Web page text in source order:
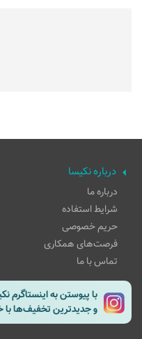
درباره نکیسا
درباره ما
شرایط استفاده
حریم خصوصی
فرصت‌های همکاری
تماس با ما
با پیوستن به اینستاگرم
و جدیدترین تخفیف‌ها با